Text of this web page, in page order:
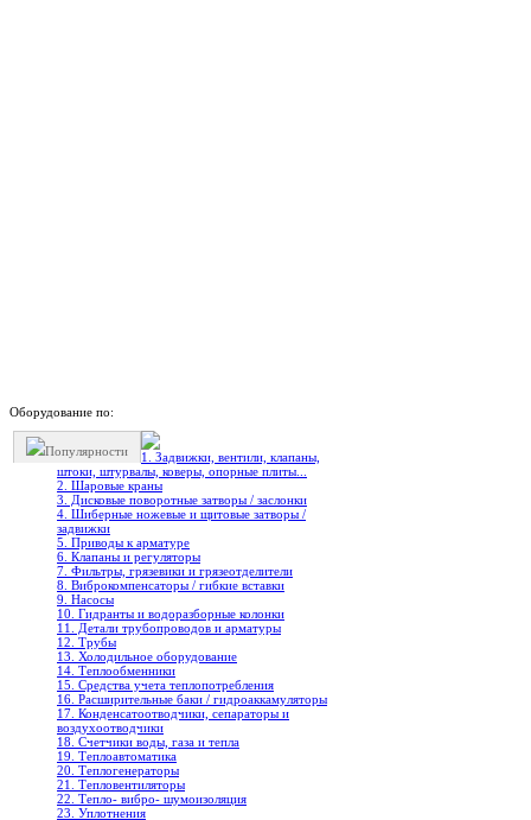
Оборудование по:
Популярности
1. Задвижки, вентили, клапаны,
штоки, штурвалы, коверы, опорные плиты...
2. Шаровые краны
3. Дисковые поворотные затворы / заслонки
4. Шиберные ножевые и щитовые затворы /
задвижки
5. Приводы к арматуре
6. Клапаны и регуляторы
7. Фильтры, грязевики и грязеотделители
8. Виброкомпенсаторы / гибкие вставки
9. Насосы
10. Гидранты и водоразборные колонки
11. Детали трубопроводов и арматуры
12. Трубы
13. Холодильное oборудование
14. Теплообменники
15. Средства учета теплопотребления
16. Расширительные баки / гидроаккамуляторы
17. Конденсатоотводчики, сепараторы и
воздухоотводчики
18. Счетчики воды, газа и тепла
19. Теплоавтоматика
20. Теплогенераторы
21. Тепловентиляторы
22. Тепло- вибро- шумоизоляция
23. Уплотнения